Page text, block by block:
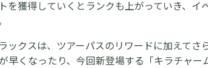
を獲得していくとランクも上がっていき、
ックスは、ツアーパスのリワードに加えて
早くなったり、今回新登場する「キラチャー